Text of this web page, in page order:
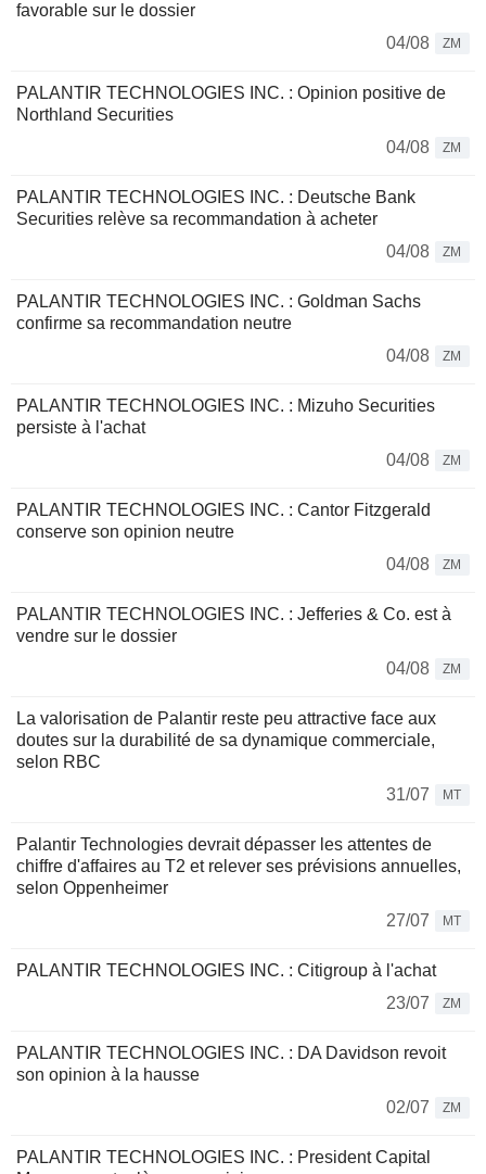
favorable sur le dossier
04/08
ZM
PALANTIR TECHNOLOGIES INC. : Opinion positive de
Northland Securities
04/08
ZM
PALANTIR TECHNOLOGIES INC. : Deutsche Bank
Securities relève sa recommandation à acheter
04/08
ZM
PALANTIR TECHNOLOGIES INC. : Goldman Sachs
confirme sa recommandation neutre
04/08
ZM
PALANTIR TECHNOLOGIES INC. : Mizuho Securities
persiste à l'achat
04/08
ZM
PALANTIR TECHNOLOGIES INC. : Cantor Fitzgerald
conserve son opinion neutre
04/08
ZM
PALANTIR TECHNOLOGIES INC. : Jefferies & Co. est à
vendre sur le dossier
04/08
ZM
La valorisation de Palantir reste peu attractive face aux
doutes sur la durabilité de sa dynamique commerciale,
selon RBC
31/07
MT
Palantir Technologies devrait dépasser les attentes de
chiffre d'affaires au T2 et relever ses prévisions annuelles,
selon Oppenheimer
27/07
MT
PALANTIR TECHNOLOGIES INC. : Citigroup à l'achat
23/07
ZM
PALANTIR TECHNOLOGIES INC. : DA Davidson revoit
son opinion à la hausse
02/07
ZM
PALANTIR TECHNOLOGIES INC. : President Capital